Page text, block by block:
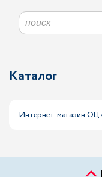
Каталог
Интернет-магазин